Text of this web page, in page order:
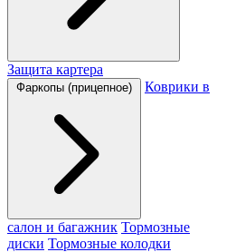
Защита картера
Фаркопы (прицепное) Коврики в
салон и багажник Тормозные
диски Тормозные колодки